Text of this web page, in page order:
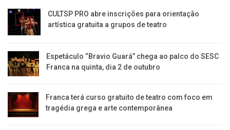
CULTSP PRO abre inscrições para orientação
artística gratuita a grupos de teatro
Espetáculo “Bravio Guará” chega ao palco do SESC
Franca na quinta, dia 2 de outubro
Franca terá curso gratuito de teatro com foco em
tragédia grega e arte contemporânea